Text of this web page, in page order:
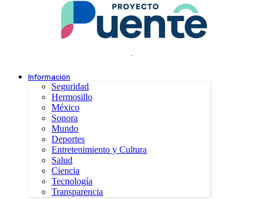
.
Información
Seguridad
Hermosillo
México
Sonora
Mundo
Deportes
Entretenimiento y Cultura
Salud
Ciencia
Tecnología
Transparencia